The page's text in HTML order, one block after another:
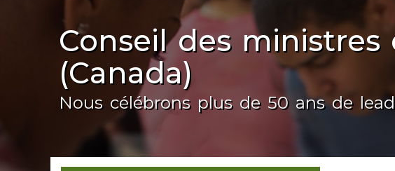
Conseil des
(Canada)
Nous célébrons plus de 50 ans de